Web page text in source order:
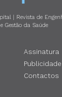
| Revista de
e Gestão da Saúde
Assinatura
Publicidade
Contactos